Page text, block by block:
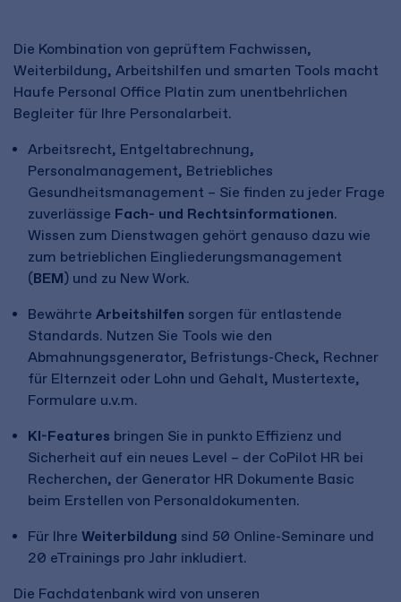
Die Kombination von geprüftem Fachwissen,
Weiterbildung, Arbeitshilfen und smarten Tools macht
Haufe Personal Office Platin zum unentbehrlichen
Begleiter für Ihre Personalarbeit.
Arbeitsrecht, Entgeltabrechnung,
Personalmanagement, Betriebliches
Gesundheitsmanagement – Sie finden zu jeder Frage
zuverlässige Fach- und Rechtsinformationen.
Wissen zum Dienstwagen gehört genauso dazu wie
zum betrieblichen Eingliederungsmanagement
(BEM) und zu New Work.
Bewährte Arbeitshilfen sorgen für entlastende
Standards. Nutzen Sie Tools wie den
Abmahnungsgenerator, Befristungs-Check, Rechner
für Elternzeit oder Lohn und Gehalt, Mustertexte,
Formulare u.v.m.
KI-Features bringen Sie in punkto Effizienz und
Sicherheit auf ein neues Level – der CoPilot HR bei
Recherchen, der Generator HR Dokumente Basic
beim Erstellen von Personaldokumenten.
Für Ihre Weiterbildung sind 50 Online-Seminare und
20 eTrainings pro Jahr inkludiert.
Die Fachdatenbank wird von unseren